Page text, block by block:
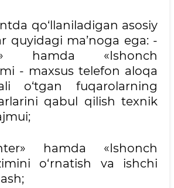
qo‘llaniladigan asosiy
quyidagi ma’noga ega: -
hamda «Ishonch
- maxsus telefon aloqa
o‘tgan fuqarolarning
qabul qilish texnik
hamda «Ishonch
o‘rnatish va ishchi